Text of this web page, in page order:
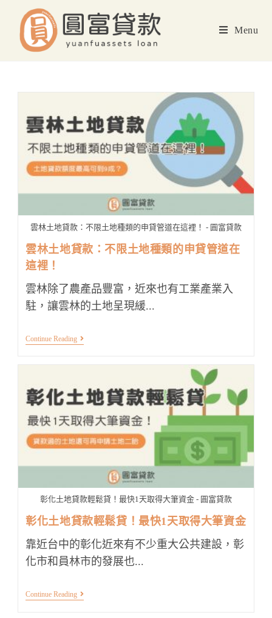
content
Menu
雲林土地貸款：不限土地種類的申貸管道在這裡！ - 圓富貸款
雲林土地貸款：不限土地種類的申貸管道在
這裡！
雲林除了農產品豐富，近來也有工業產業入
駐，讓雲林的土地呈現緩...
Continue Reading雲
林
款：
不
限
土
地
種
類
申
道
在
這
裡！
彰化土地貸款輕鬆貸！最快1天取得大筆資金 - 圓富貸款
彰化土地貸款輕鬆貸！最快1天取得大筆資金
靠近台中的彰化近來有不少重大公共建設，彰
化市和員林市的發展也...
Continue Reading彰